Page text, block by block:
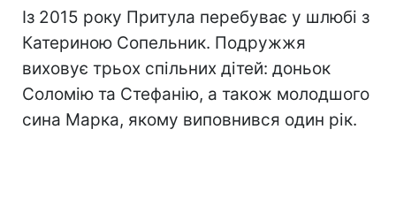
Із 2015 року Притула перебуває у шлюбі з
Катериною Сопельник. Подружжя
виховує трьох спільних дітей: доньок
Соломію та Стефанію, а також молодшого
сина Марка, якому виповнився один рік.